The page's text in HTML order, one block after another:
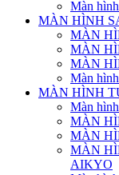
Màn
MÀN HÌNH
MÀN
MÀN
MÀN
Màn
MÀN HÌNH
Màn
MÀN
MÀN
MÀN
AIKYO